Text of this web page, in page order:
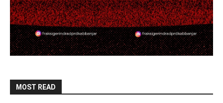
MOST READ